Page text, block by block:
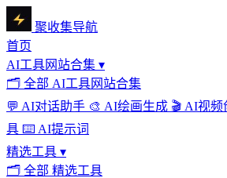
聚收集导航
首页
AI工具网站合集 ▾
🗂 全部 AI工具网站合集
💬 AI对话助手 🎨 AI绘画生成 🎬 AI视频
具 ⌨️ AI提示词
精选工具 ▾
🗂 全部 精选工具